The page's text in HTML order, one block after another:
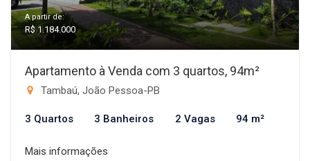
A partir de:
R$ 1.184.000
Apartamento à Venda com 3 quartos, 94m²
Tambaú, João Pessoa-PB
3 Quartos 3 Banheiros 2 Vagas 94 m²
Mais informações